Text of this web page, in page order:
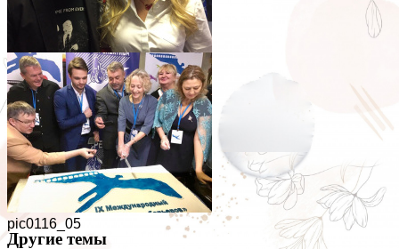
pic0116_06
pic0116_05
Другие темы